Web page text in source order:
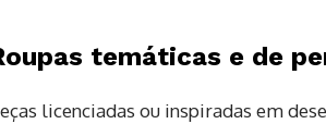
temáticas e de
licenciadas ou inspiradas em